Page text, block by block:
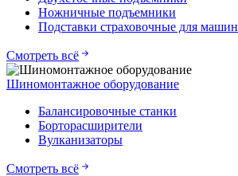
Ножничные подъемники
Подставки страховочные для машин
Смотреть всё
Шиномонтажное оборудование
Балансировочные станки
Борторасширители
Вулканизаторы
Смотреть всё